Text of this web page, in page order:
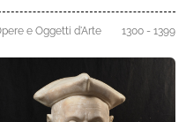
e Oggetti d'Arte 1300 - 1399